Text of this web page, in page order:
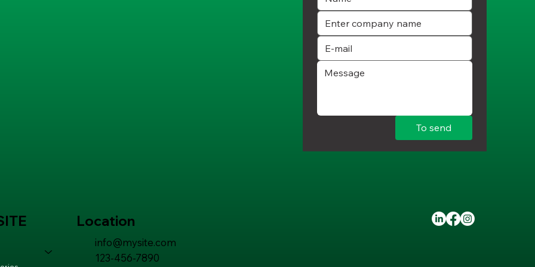
To send
Location
info@mysite.com
123-456-7890